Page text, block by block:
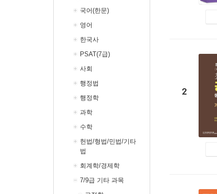
국어(한문)
영어
한국사
PSAT(7급)
사회
행정법
행정학
과학
수학
헌법/형법/민법/기타
법
회계학/경제학
7/9급 기타 과목
2